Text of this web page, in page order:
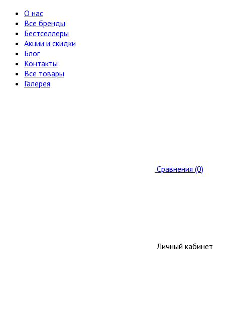
О нас
Все бренды
Бестселлеры
Акции и скидки
Блог
Контакты
Все товары
Галерея
Сравнения (0)
Личный кабинет